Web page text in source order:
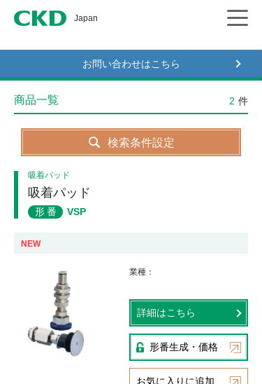
CKD
Japan
お問い合わせはこちら
商品一覧 2 件
検索条件設定
吸着パッド
吸着パッド
形番 VSP
NEW
業種
詳細はこちら
形番生成・価格
お気に入りに追加